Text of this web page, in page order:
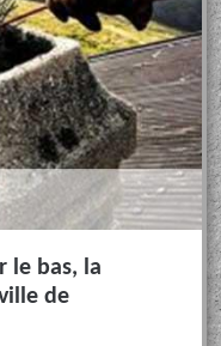
le bas, la
de